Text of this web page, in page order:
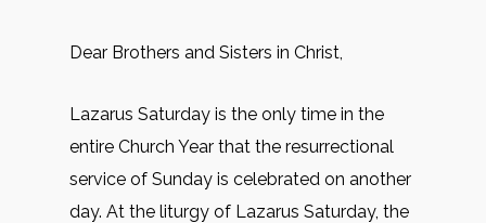
Dear Brothers and Sisters in Christ,
Lazarus Saturday is the only time in the
entire Church Year that the resurrectional
service of Sunday is celebrated on another
day. At the liturgy of Lazarus Saturday, the